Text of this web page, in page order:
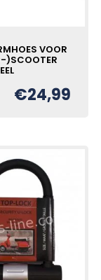
VOOR
)SCOOTER
€24,99